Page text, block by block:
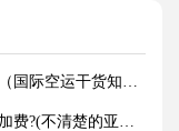
运干货知识分享）
的亚马逊卖家看过来)